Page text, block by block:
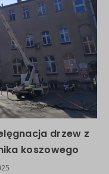
drzew z
koszowego